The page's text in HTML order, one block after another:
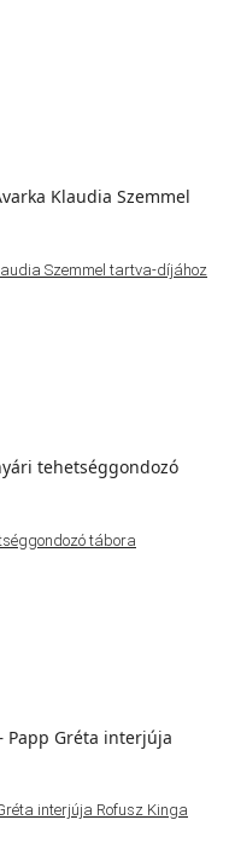
Szemmel tartva-díjához
tábora
interjúja Rofusz Kinga